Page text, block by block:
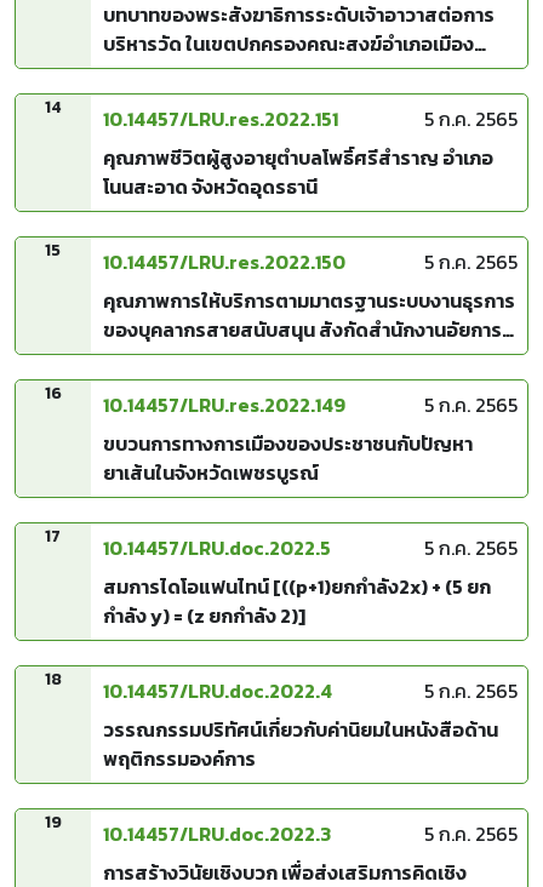
บทบาทของพระสังฆาธิการระดับเจ้าอาวาสต่อการ
บริหารวัด ในเขตปกครองคณะสงฆ์อำเภอเมือง
จังหวัดยโสธร
14 10.14457/LRU.res.2022.151
5 ก.ค. 2565
คุณภาพชีวิตผู้สูงอายุตำบลโพธิ์ศรีสำราญ อำเภอ
โนนสะอาด จังหวัดอุดรธานี
15 10.14457/LRU.res.2022.150
5 ก.ค. 2565
คุณภาพการให้บริการตามมาตรฐานระบบงานธุรการ
ของบุคลากรสายสนับสนุน สังกัดสำนักงานอัยการ
ในเขตจังหวัดขอนแก่น
16 10.14457/LRU.res.2022.149
5 ก.ค. 2565
ขบวนการทางการเมืองของประชาชนกับปัญหา
ยาเส้นในจังหวัดเพชรบูรณ์
17 10.14457/LRU.doc.2022.5
5 ก.ค. 2565
สมการไดโอแฟนไทน์ [((p+1)ยกกำลัง2x) + (5 ยก
กำลัง y) = (z ยกกำลัง 2)]
18 10.14457/LRU.doc.2022.4
5 ก.ค. 2565
วรรณกรรมปริทัศน์เกี่ยวกับค่านิยมในหนังสือด้าน
พฤติกรรมองค์การ
19 10.14457/LRU.doc.2022.3
5 ก.ค. 2565
การสร้างวินัยเชิงบวก เพื่อส่งเสริมการคิดเชิง